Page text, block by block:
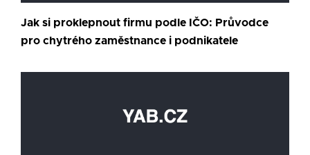
Jak si proklepnout firmu podle IČO: Průvodce
pro chytrého zaměstnance i podnikatele